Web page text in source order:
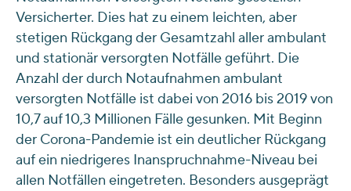
Versicherter. Dies hat zu einem leichten, aber
stetigen Rückgang der Gesamtzahl aller ambulant
und stationär versorgten Notfälle geführt. Die
Anzahl der durch Notaufnahmen ambulant
versorgten Notfälle ist dabei von 2016 bis 2019 von
10,7 auf 10,3 Millionen Fälle gesunken. Mit Beginn
der Corona-Pandemie ist ein deutlicher Rückgang
auf ein niedrigeres Inanspruchnahme-Niveau bei
allen Notfällen eingetreten. Besonders ausgeprägt